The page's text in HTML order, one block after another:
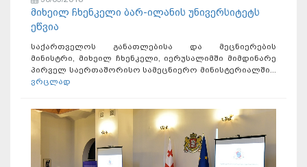
მიხეილ ჩხენკელი ბარ-ილანის უნივერსიტეტს
ეწვია
საქართველოს განათლებისა და მეცნიერების
მინისტრი, მიხეილ ჩხენკელი, იერუსალიმში მიმდინარე
პირველ საერთაშორისო სამეცნიერო მინისტერიალში...
ვრცლად